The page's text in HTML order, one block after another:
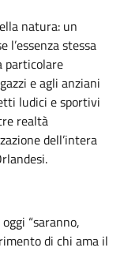
natura: un
l’essenza stessa
particolare
e agli anziani
ludici e sportivi
realtà
dell’intera
“saranno,
di chi ama il